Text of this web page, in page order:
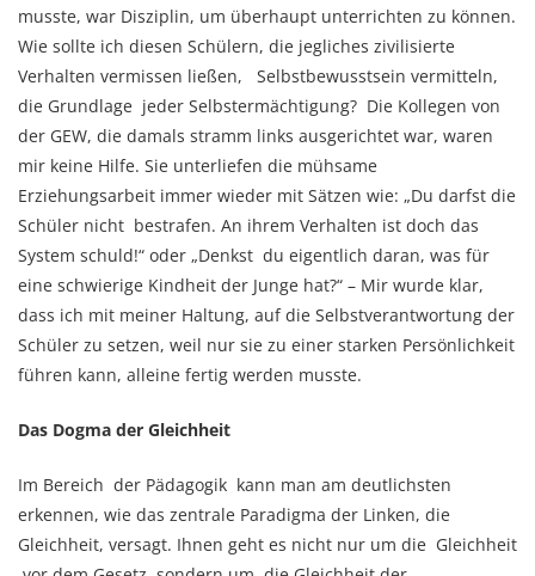
musste, war Disziplin, um überhaupt unterrichten zu können.
Wie sollte ich diesen Schülern, die jegliches zivilisierte
Verhalten vermissen ließen, Selbstbewusstsein vermitteln,
die Grundlage jeder Selbstermächtigung? Die Kollegen von
der GEW, die damals stramm links ausgerichtet war, waren
mir keine Hilfe. Sie unterliefen die mühsame
Erziehungsarbeit immer wieder mit Sätzen wie: „Du darfst die
Schüler nicht bestrafen. An ihrem Verhalten ist doch das
System schuld!“ oder „Denkst du eigentlich daran, was für
eine schwierige Kindheit der Junge hat?“ – Mir wurde klar,
dass ich mit meiner Haltung, auf die Selbstverantwortung der
Schüler zu setzen, weil nur sie zu einer starken Persönlichkeit
führen kann, alleine fertig werden musste.
Das Dogma der Gleichheit
Im Bereich der Pädagogik kann man am deutlichsten
erkennen, wie das zentrale Paradigma der Linken, die
Gleichheit, versagt. Ihnen geht es nicht nur um die Gleichheit